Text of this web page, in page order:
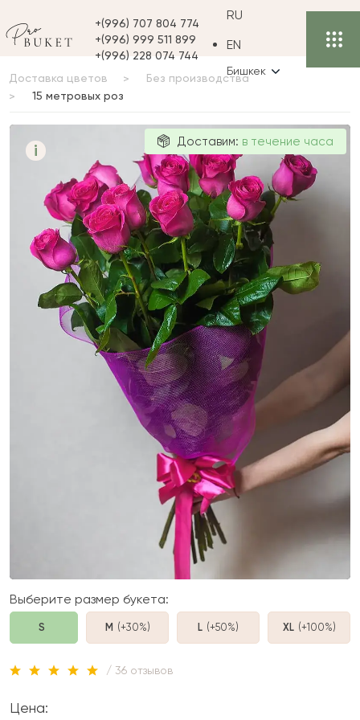
+(996) 707 804 774
+(996) 999 511 899
+(996) 228 074 744
RU
EN
Бишкек
Доставка цветов
Без производства
15 метровых роз
i
метровых
Доставим: в течение часа
Выберите размер букета:
S M (+30%) L (+50%) XL (+100%)
/ 36 отзывов
Цена: